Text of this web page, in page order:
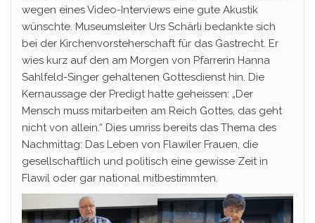
wegen eines Video-Interviews eine gute Akustik
wünschte. Museumsleiter Urs Schärli bedankte sich
bei der Kirchenvorsteherschaft für das Gastrecht. Er
wies kurz auf den am Morgen von Pfarrerin Hanna
Sahlfeld-Singer gehaltenen Gottesdienst hin. Die
Kernaussage der Predigt hatte geheissen: „Der
Mensch muss mitarbeiten am Reich Gottes, das geht
nicht von allein.“ Dies umriss bereits das Thema des
Nachmittag: Das Leben von Flawiler Frauen, die
gesellschaftlich und politisch eine gewisse Zeit in
Flawil oder gar national mitbestimmten.